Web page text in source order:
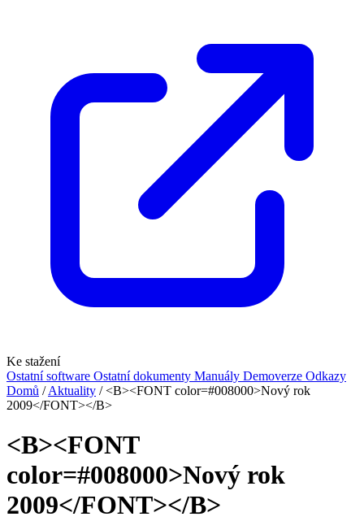
Ke stažení
Ostatní software Ostatní dokumenty Manuály Demoverze Odkazy
Domů / Aktuality / <B><FONT color=#008000>Nový rok
2009</FONT></B>
<B><FONT
color=#008000>Nový rok
2009</FONT></B>